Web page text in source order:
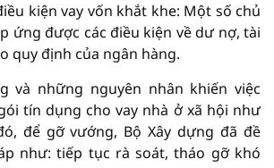
kiện vay vốn khắt khe: Một số chủ
ứng được các điều kiện về dư nợ, tài
quy định của ngân hàng.
và những nguyên nhân khiến việc
tín dụng cho vay nhà ở xã hội như
để gỡ vướng, Bộ Xây dựng đã đề
như: tiếp tục rà soát, tháo gỡ khó